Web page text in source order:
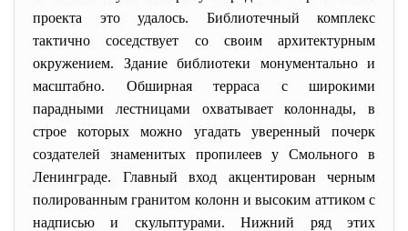
проекта это удалось. Библиотечный комплекс
тактично соседствует со своим архитектурным
окружением. Здание библиотеки монументально и
масштабно. Обширная терраса с широкими
парадными лестницами охватывает колоннады, в
строе которых можно угадать уверенный почерк
создателей знаменитых пропилеев у Смольного в
Ленинграде. Главный вход акцентирован черным
полированным гранитом колонн и высоким аттиком с
надписью и скульптурами. Нижний ряд этих